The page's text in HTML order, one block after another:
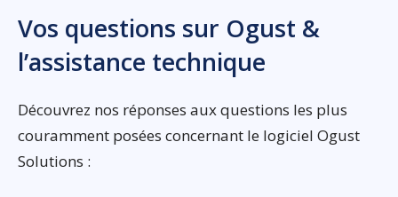
Vos questions sur Ogust &
l’assistance technique
Découvrez nos réponses aux questions les plus
couramment posées concernant le logiciel Ogust
Solutions :